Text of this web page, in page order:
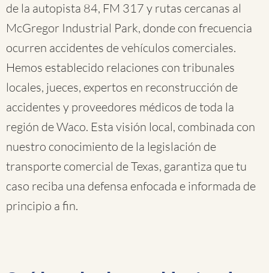
de la autopista 84, FM 317 y rutas cercanas al
McGregor Industrial Park, donde con frecuencia
ocurren accidentes de vehículos comerciales.
Hemos establecido relaciones con tribunales
locales, jueces, expertos en reconstrucción de
accidentes y proveedores médicos de toda la
región de Waco. Esta visión local, combinada con
nuestro conocimiento de la legislación de
transporte comercial de Texas, garantiza que tu
caso reciba una defensa enfocada e informada de
principio a fin.